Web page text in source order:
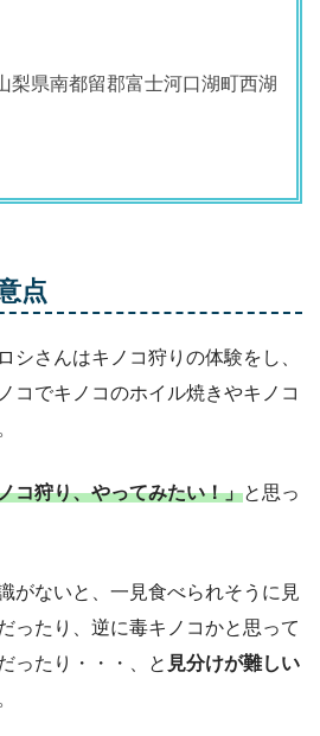
梨県南都留郡富士河口湖町西湖
点
シさんはキノコ狩りの体験をし、
コでキノコのホイル焼きやキノコ
コ狩り、やってみたい！」と思っ
がないと、一見食べられそうに見
ったり、逆に毒キノコかと思って
ったり・・・、と 見分けが難しい